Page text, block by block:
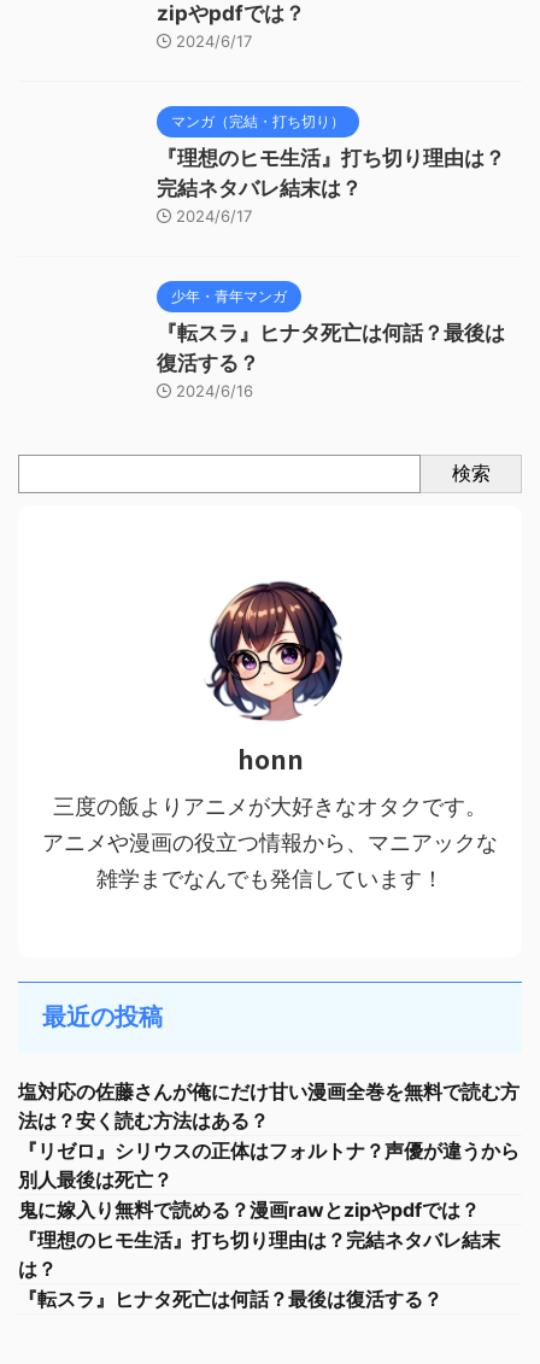
zipやpdfでは？
2024/6/17
マンガ（完結・打ち切り）
『理想のヒモ生活』打ち切り理由は？
完結ネタバレ結末は？
2024/6/17
少年・青年マンガ
『転スラ』ヒナタ死亡は何話？最後は
復活する？
2024/6/16
検索
honn
三度の飯よりアニメが大好きなオタクです。
アニメや漫画の役立つ情報から、マニアックな
雑学までなんでも発信しています！
最近の投稿
塩対応の佐藤さんが俺にだけ甘い漫画全巻を無料で読む方
法は？安く読む方法はある？
『リゼロ』シリウスの正体はフォルトナ？声優が違うから
別人最後は死亡？
鬼に嫁入り無料で読める？漫画rawとzipやpdfでは？
『理想のヒモ生活』打ち切り理由は？完結ネタバレ結末
は？
『転スラ』ヒナタ死亡は何話？最後は復活する？